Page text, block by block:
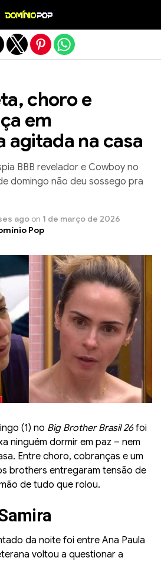
choro e
em
agitada na casa
BBB revelador e Cowboy no
domingo não deu sossego pra
ago on 1 de março de 2026
Pop
(1) no Big Brother Brasil 26foi
ninguém dormir em paz – nem
Entre choro, cobranças e um
brothers entregaram tensão de
de tudo que rolou.
da noite foi entre Ana Paula
voltou a questionar a
da versão mobile